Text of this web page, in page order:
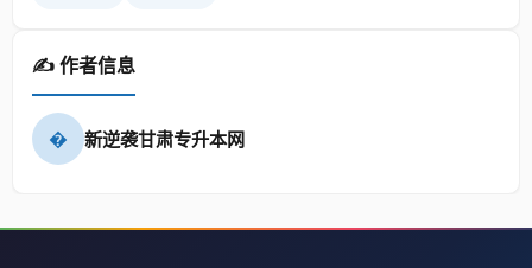
✍️ 作者信息
� 新逆袭甘肃专升本网